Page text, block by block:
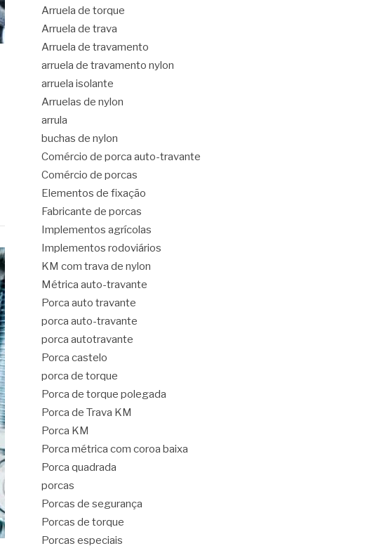
Arruela de torque
Arruela de trava
Arruela de travamento
arruela de travamento nylon
arruela isolante
Arruelas de nylon
arrula
buchas de nylon
Comércio de porca auto-travante
Comércio de porcas
Elementos de fixação
Fabricante de porcas
Implementos agrícolas
Implementos rodoviários
KM com trava de nylon
Métrica auto-travante
Porca auto travante
porca auto-travante
porca autotravante
Porca castelo
porca de torque
Porca de torque polegada
Porca de Trava KM
Porca KM
Porca métrica com coroa baixa
Porca quadrada
porcas
Porcas de segurança
Porcas de torque
Porcas especiais